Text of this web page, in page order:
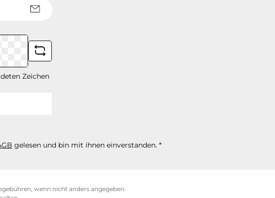
Zeichen
gelesen und bin mit ihnen einverstanden. *
wenn nicht anders angegeben.